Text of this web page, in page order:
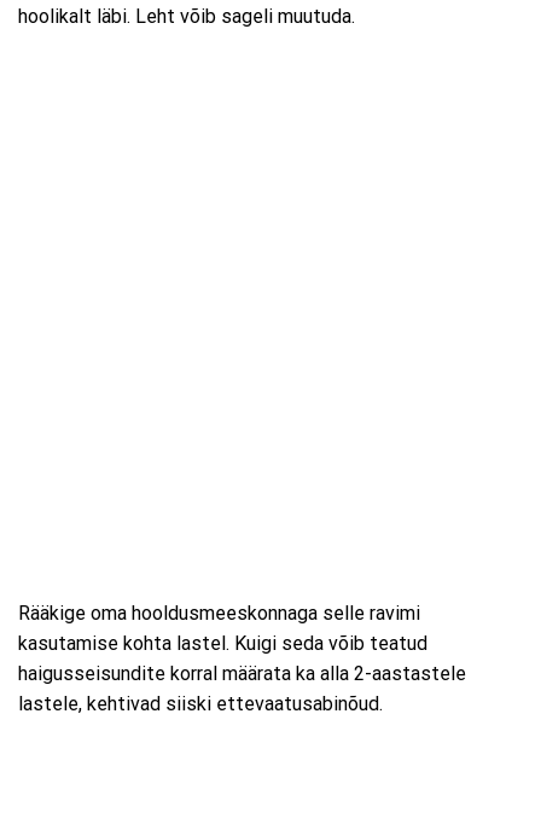
hoolikalt läbi. Leht võib sageli muutuda.
Rääkige oma hooldusmeeskonnaga selle ravimi
kasutamise kohta lastel. Kuigi seda võib teatud
haigusseisundite korral määrata ka alla 2-aastastele
lastele, kehtivad siiski ettevaatusabinõud.